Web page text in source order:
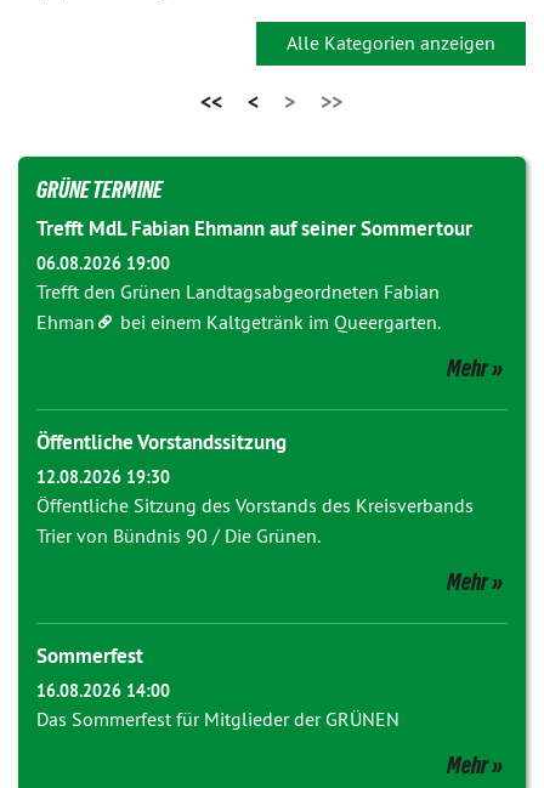
Alle Kategorien anzeigen
<< < > >>
GRÜNE TERMINE
Trefft MdL Fabian Ehmann auf seiner Sommertour
06.08.2026 19:00
Trefft den Grünen Landtagsabgeordneten Fabian
Ehman
bei einem Kaltgetränk im Queergarten.
Mehr
Öffentliche Vorstandssitzung
12.08.2026 19:30
Öffentliche Sitzung des Vorstands des Kreisverbands
Trier von Bündnis 90 / Die Grünen.
Mehr
Sommerfest
16.08.2026 14:00
Das Sommerfest für Mitglieder der GRÜNEN
Mehr